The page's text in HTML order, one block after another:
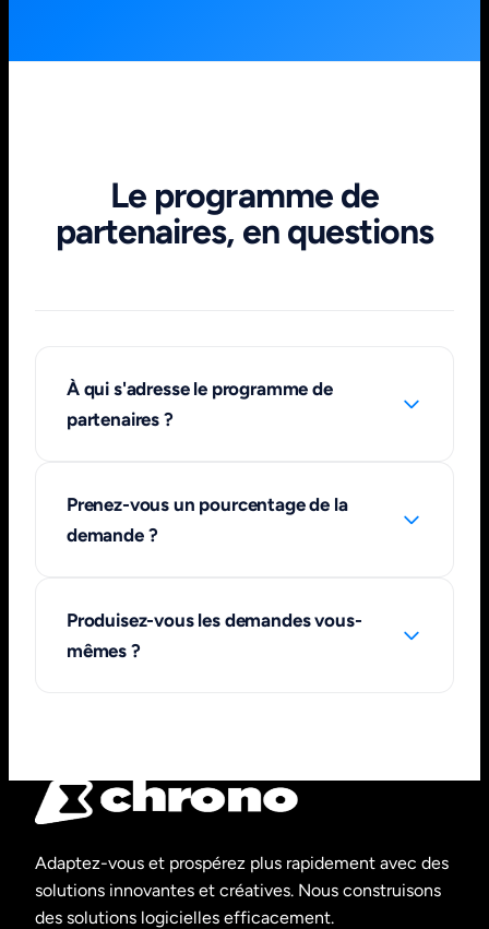
Le programme de
partenaires, en questions
À qui s'adresse le programme de
partenaires ?
Prenez-vous un pourcentage de la
demande ?
Produisez-vous les demandes vous-
mêmes ?
Adaptez-vous et prospérez plus rapidement avec des
solutions innovantes et créatives. Nous construisons
des solutions logicielles efficacement.